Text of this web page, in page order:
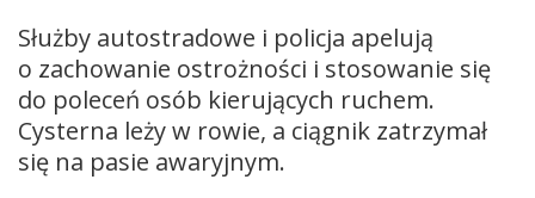
Służby autostradowe i policja apelują
o zachowanie ostrożności i stosowanie się
do poleceń osób kierujących ruchem.
Cysterna leży w rowie, a ciągnik zatrzymał
się na pasie awaryjnym.